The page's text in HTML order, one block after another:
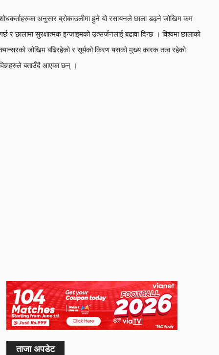
अनुसार ब्रोकाउलीमा हुने यो रसायनले छाला डढ्ने जोखिम कम
र छालामा सुरक्षात्मक इन्जाइमको उत्सर्जनलाई बढावा दिन्छ । विश्वमा छालाको
जोखिम बढिरहेको र सूर्यको किरण यसको मुख्य कारक तत्व रहेको
बताउँदै आएका छन् ।
ताजा अपडेट